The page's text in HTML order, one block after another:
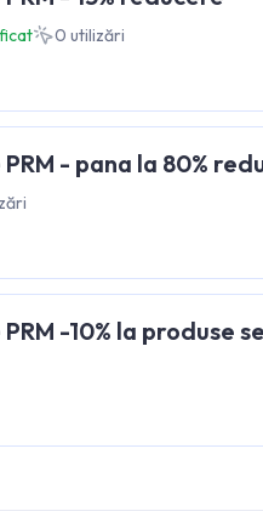
0 utilizări
- pana la 80%
-10% la produse